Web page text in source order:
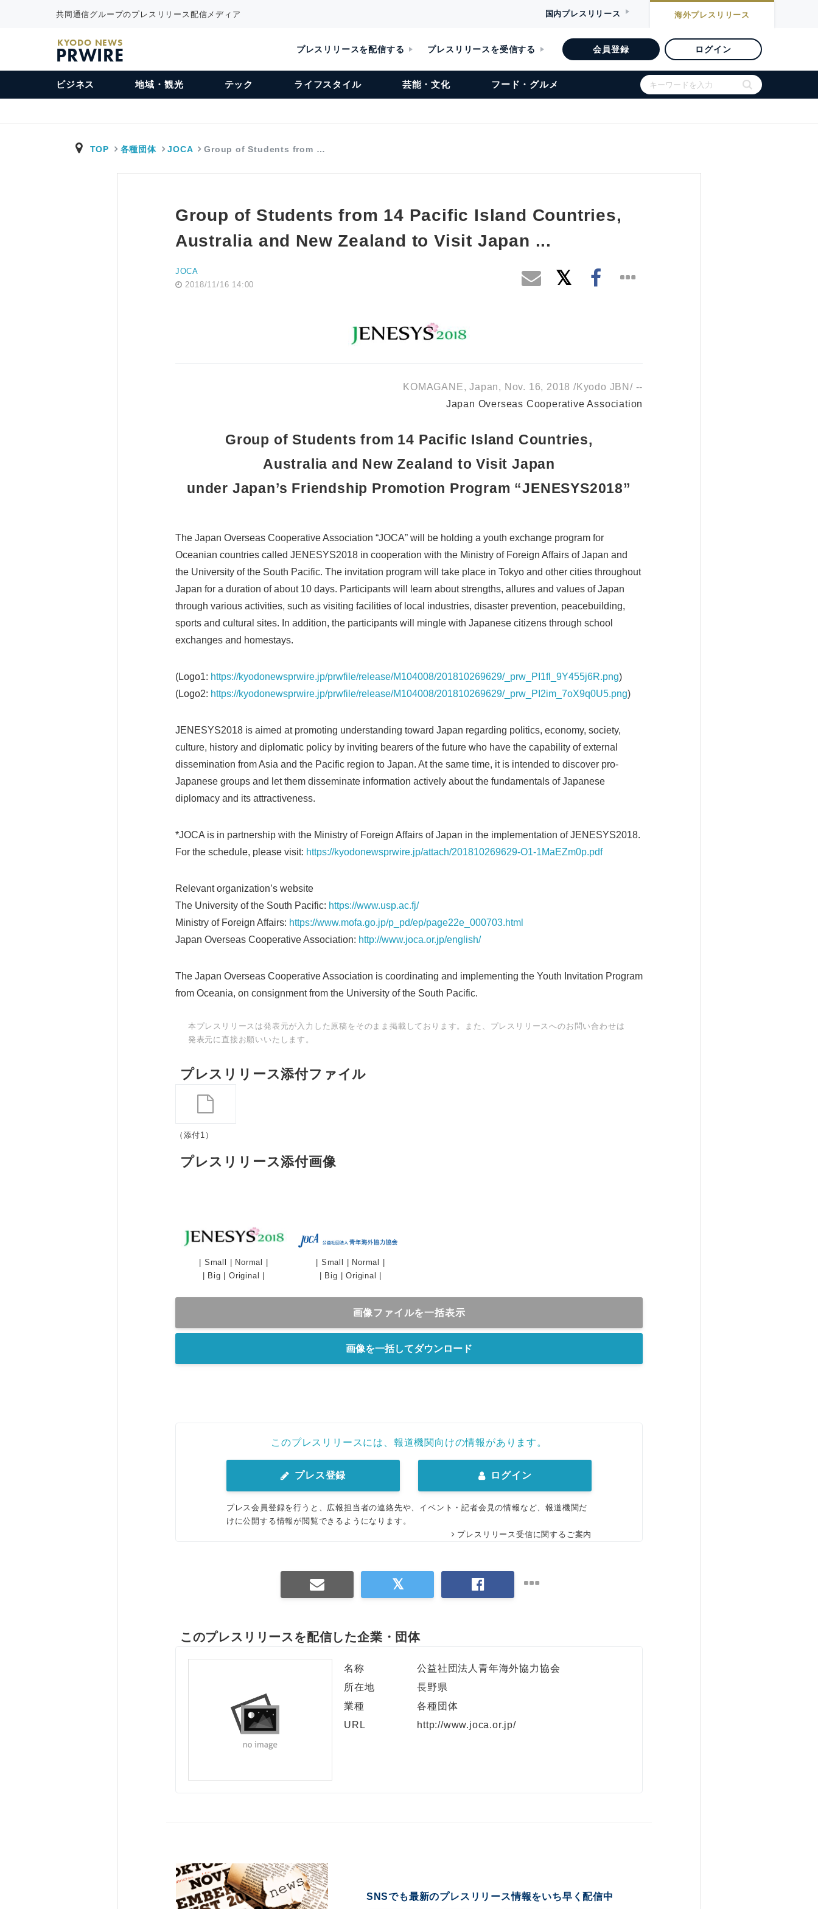
共同通信グループのプレスリリース配信メディア 国内プレスリリース 海外プレスリリース
KYODO NEWS
PRWIRE プレスリリースを配信する プレスリリースを受信する 会員登録 ログイン
ビジネス 地域・観光 テック ライフスタイル 芸能・文化 フード・グルメ
TOP 各種団体 JOCA Group of Students from …
Group of Students from 14 Pacific Island Countries,
Australia and New Zealand to Visit Japan ...
JOCA
2018/11/16 14:00
KOMAGANE, Japan, Nov. 16, 2018 /Kyodo JBN/ --
Japan Overseas Cooperative Association
Group of Students from 14 Pacific Island Countries,
Australia and New Zealand to Visit Japan
under Japan’s Friendship Promotion Program “JENESYS2018”
The Japan Overseas Cooperative Association “JOCA” will be holding a youth exchange program for
Oceanian countries called JENESYS2018 in cooperation with the Ministry of Foreign Affairs of Japan and
the University of the South Pacific. The invitation program will take place in Tokyo and other cities throughout
Japan for a duration of about 10 days. Participants will learn about strengths, allures and values of Japan
through various activities, such as visiting facilities of local industries, disaster prevention, peacebuilding,
sports and cultural sites. In addition, the participants will mingle with Japanese citizens through school
exchanges and homestays.
(Logo1: https://kyodonewsprwire.jp/prwfile/release/M104008/201810269629/_prw_PI1fl_9Y455j6R.png)
(Logo2: https://kyodonewsprwire.jp/prwfile/release/M104008/201810269629/_prw_PI2im_7oX9q0U5.png)
JENESYS2018 is aimed at promoting understanding toward Japan regarding politics, economy, society,
culture, history and diplomatic policy by inviting bearers of the future who have the capability of external
dissemination from Asia and the Pacific region to Japan. At the same time, it is intended to discover pro-
Japanese groups and let them disseminate information actively about the fundamentals of Japanese
diplomacy and its attractiveness.
*JOCA is in partnership with the Ministry of Foreign Affairs of Japan in the implementation of JENESYS2018.
For the schedule, please visit: https://kyodonewsprwire.jp/attach/201810269629-O1-1MaEZm0p.pdf
Relevant organization’s website
The University of the South Pacific: https://www.usp.ac.fj/
Ministry of Foreign Affairs: https://www.mofa.go.jp/p_pd/ep/page22e_000703.html
Japan Overseas Cooperative Association: http://www.joca.or.jp/english/
The Japan Overseas Cooperative Association is coordinating and implementing the Youth Invitation Program
from Oceania, on consignment from the University of the South Pacific.
本プレスリリースは発表元が入力した原稿をそのまま掲載しております。また、プレスリリースへのお問い合わせは
発表元に直接お願いいたします。
プレスリリース添付ファイル
（添付1）
プレスリリース添付画像
Small Normal
Big |Original
Small Normal
Big |Original
画像ファイルを一括表示
画像を一括してダウンロード
このプレスリリースには、報道機関向けの情報があります。
プレス登録 ログイン
プレス会員登録を行うと、広報担当者の連絡先や、イベント・記者会見の情報など、報道機関だ
けに公開する情報が閲覧できるようになります。
プレスリリース受信に関するご案内
このプレスリリースを配信した企業・団体
名称
公益社団法人青年海外協力協会
所在地
長野県
業種
各種団体
URL
http://www.joca.or.jp/
SNSでも最新のプレスリリース情報をいち早く配信中
Japanese